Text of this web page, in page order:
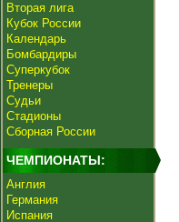
Вторая лига
Кубок России
Календарь
Бомбардиры
Суперкубок
Тренеры
Судьи
Стадионы
Сборная России
ЧЕМПИОНАТЫ:
Англия
Германия
Испания